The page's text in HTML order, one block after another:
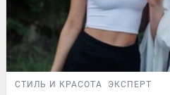
СТИЛЬ И КРАСОТА ЭКСПЕРТ